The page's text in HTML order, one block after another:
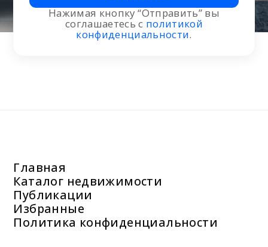
Нажимая кнопку “Отправить” вы
соглашаетесь с политикой
конфиденциальности.
Главная
Каталог недвижимости
Публикации
Избранные
Политика конфиденциальности